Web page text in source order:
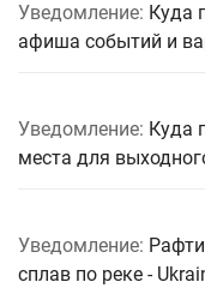
Уведомление: Куда
афиша событий и
Уведомление: Куда
места для
Уведомление:
сплав по реке -